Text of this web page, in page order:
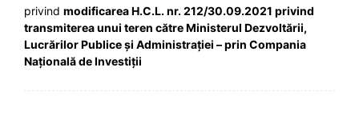
privind modificarea H.C.L. nr. 212/30.09.2021 privind
transmiterea unui teren către Ministerul Dezvoltării,
Lucrărilor Publice și Administrației – prin Compania
Națională de Investiții